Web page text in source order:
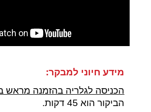
מידע חיוני למבקר:
הכניסה לגלריה בהזמנה מראש
הביקור הוא 45 דקות.